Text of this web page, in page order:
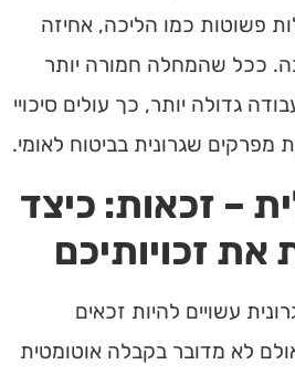
פשוטות כמו הליכה, אחיזה
ככל שהמחלה חמורה יותר
גדולה יותר, כך עולים סיכויי
שגרונית בביטוח לאומי.
– זכאות: כיצד
את זכויותיכם
עשויים להיות זכאים
לא מדובר בקבלה אוטומטית